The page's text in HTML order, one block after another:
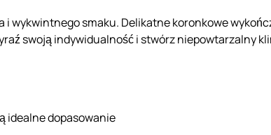
smaku. Delikatne koronkowe
swoją indywidualność i stwórz niepowtarzalny
idealne dopasowanie